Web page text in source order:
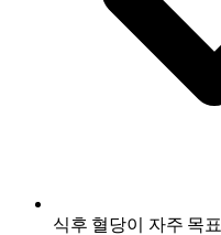
식후 혈당이 자주 목